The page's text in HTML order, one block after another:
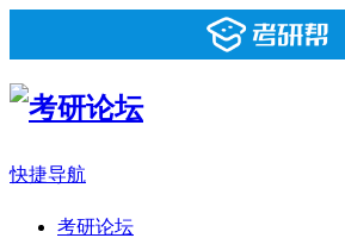
快捷导航
考研论坛